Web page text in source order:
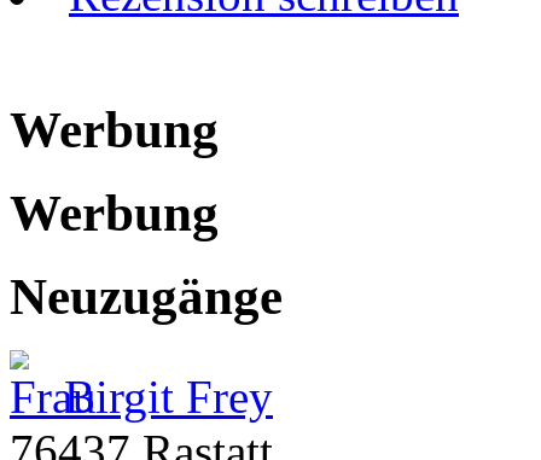
Werbung
Werbung
Neuzugänge
Birgit Frey